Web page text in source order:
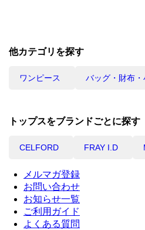
他カテゴリを探す
ワンピース バッグ・財布
トップスをブランドごとに探す
CELFORD FRAY I.D
メルマガ登録
お問い合わせ
お知らせ一覧
ご利用ガイド
よくある質問